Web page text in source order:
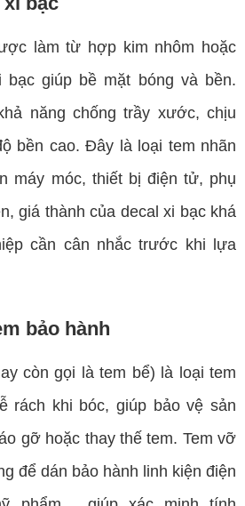
làm từ hợp kim nhôm hoặc
giúp bề mặt bóng và bền.
năng chống trầy xước, chịu
bền cao. Đây là loại tem nhãn
máy móc, thiết bị điện tử, phụ
giá thành của decal xi bạc khá
cần cân nhắc trước khi lựa
bảo hành
còn gọi là tem bể) là loại tem
rách khi bóc, giúp bảo vệ sản
gỡ hoặc thay thế tem. Tem vỡ
để dán bảo hành linh kiện điện